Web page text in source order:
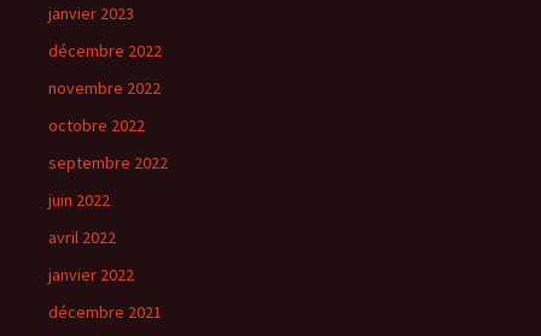
janvier 2023
décembre 2022
novembre 2022
octobre 2022
septembre 2022
juin 2022
avril 2022
janvier 2022
décembre 2021